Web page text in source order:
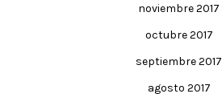
noviembre 2017
octubre 2017
septiembre 2017
agosto 2017